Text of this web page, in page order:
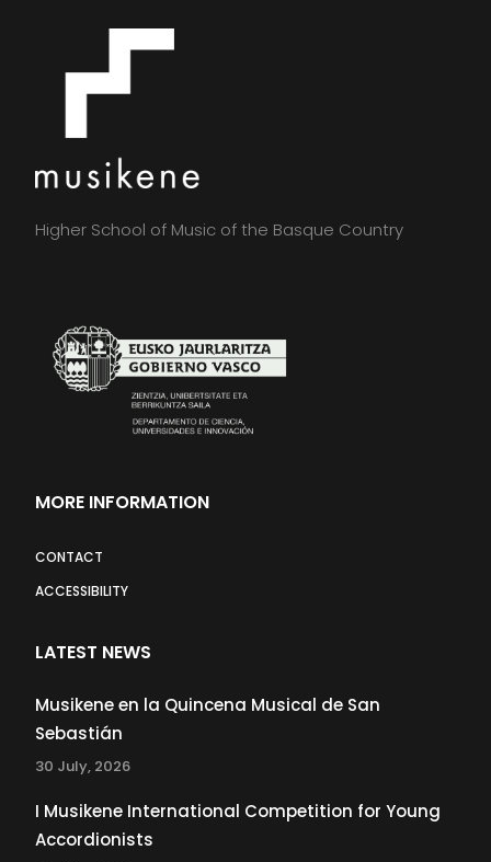
Higher School of Music of the Basque Country
MORE INFORMATION
CONTACT
ACCESSIBILITY
LATEST NEWS
Musikene en la Quincena Musical de San
Sebastián
30 July, 2026
I Musikene International Competition for Young
Accordionists